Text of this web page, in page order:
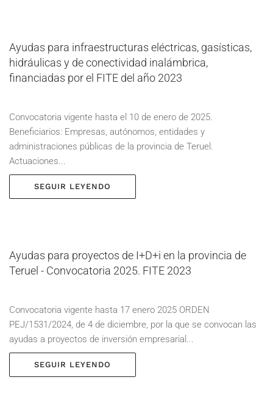
Ayudas para infraestructuras eléctricas, gasísticas,
hidráulicas y de conectividad inalámbrica,
financiadas por el FITE del año 2023
Convocatoria vigente hasta el 10 de enero de 2025.
Beneficiarios: Empresas, autónomos, entidades y
administraciones públicas de la provincia de Teruel.
Actuaciones...
SEGUIR LEYENDO
Ayudas para proyectos de I+D+i en la provincia de
Teruel - Convocatoria 2025. FITE 2023
Convocatoria vigente hasta 17 enero 2025 ORDEN
PEJ/1531/2024, de 4 de diciembre, por la que se convocan las
ayudas a proyec­tos de inversión empresarial...
SEGUIR LEYENDO